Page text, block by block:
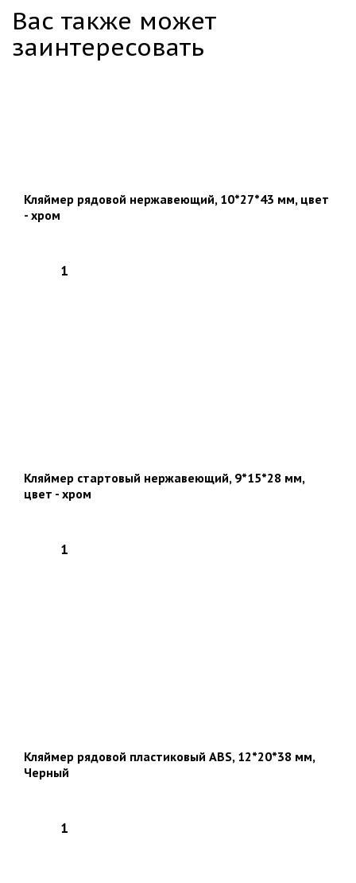
Вас также может
заинтересовать
Кляймер рядовой нержавеющий, 10*27*43 мм, цвет
- хром
Кляймер стартовый нержавеющий, 9*15*28 мм,
цвет - хром
Кляймер рядовой пластиковый ABS, 12*20*38 мм,
Черный